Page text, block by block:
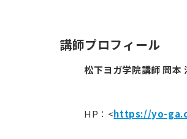
講師プロフィール
松下ヨガ学院講師 岡本
HP：<https://yo-